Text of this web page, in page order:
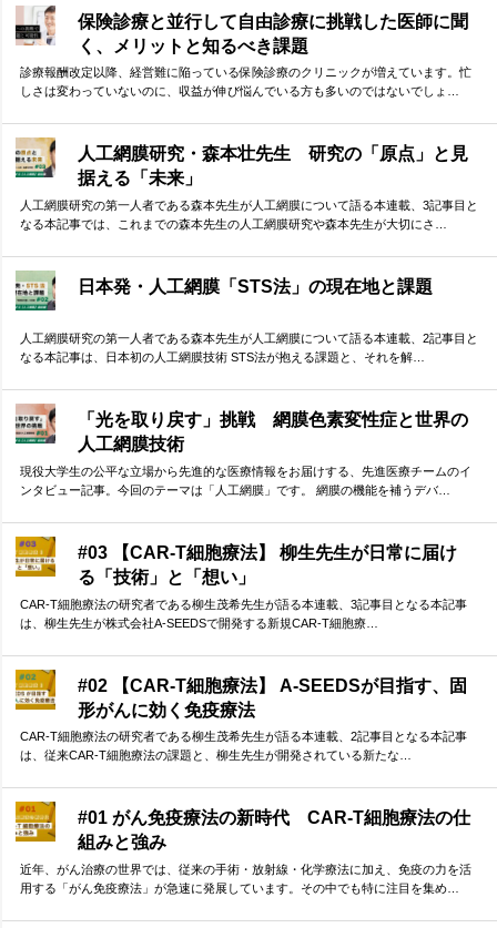
保険診療と並行して自由診療に挑戦した医師に聞
く、メリットと知るべき課題
診療報酬改定以降、経営難に陥っている保険診療のクリニックが増えています。忙
しさは変わっていないのに、収益が伸び悩んでいる方も多いのではないでしょ…
人工網膜研究・森本壮先生 研究の「原点」と見
据える「未来」
人工網膜研究の第一人者である森本先生が人工網膜について語る本連載、3記事目と
なる本記事では、これまでの森本先生の人工網膜研究や森本先生が大切にさ…
日本発・人工網膜「STS法」の現在地と課題
人工網膜研究の第一人者である森本先生が人工網膜について語る本連載、2記事目と
なる本記事は、日本初の人工網膜技術 STS法が抱える課題と、それを解…
「光を取り戻す」挑戦 網膜色素変性症と世界の
人工網膜技術
現役大学生の公平な立場から先進的な医療情報をお届けする、先進医療チームのイ
ンタビュー記事。今回のテーマは「人工網膜」です。 網膜の機能を補うデバ…
#03 【CAR-T細胞療法】 柳生先生が日常に届け
る「技術」と「想い」
CAR-T細胞療法の研究者である柳生茂希先生が語る本連載、3記事目となる本記事
は、柳生先生が株式会社A-SEEDSで開発する新規CAR-T細胞療…
#02 【CAR-T細胞療法】 A-SEEDSが目指す、固
形がんに効く免疫療法
CAR-T細胞療法の研究者である柳生茂希先生が語る本連載、2記事目となる本記事
は、従来CAR-T細胞療法の課題と、柳生先生が開発されている新たな…
#01 がん免疫療法の新時代 CAR-T細胞療法の仕
組みと強み
近年、がん治療の世界では、従来の手術・放射線・化学療法に加え、免疫の力を活
用する「がん免疫療法」が急速に発展しています。その中でも特に注目を集め…